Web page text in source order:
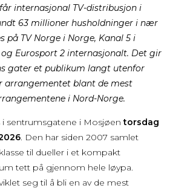
internasjonal TV-distribusjon i
63 millioner husholdninger i nær
på TV Norge i Norge, Kanal 5 i
og Eurosport 2 internasjonalt. Det gir
gater et publikum langt utenfor
arrangementet blant de mest
i Nord-Norge.
i sentrumsgatene i Mosjøentorsdag
. Den har siden 2007 samlet
til dueller i et kompakt
tett på gjennom hele løypa.
seg til å bli en av de mest